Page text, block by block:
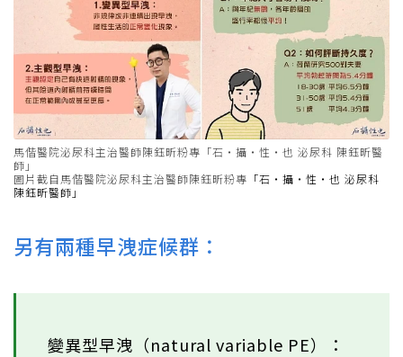
馬偕醫院泌尿科主治醫師陳鈺昕粉專「石‧攝‧性‧也 泌尿科 陳鈺昕醫
師」
圖片截自馬偕醫院泌尿科主治醫師陳鈺昕粉專 「石‧攝‧性‧也 泌尿科
陳鈺昕醫師」
另有兩種早洩症候群：
變異型早洩（natural variable PE）：